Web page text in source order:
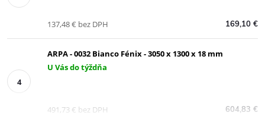
169,10 €
137,48 € bez DPH
ARPA - 0032 Bianco Fénix - 3050 x 1300 x 18 mm
U Vás do týždňa
604,83 €
491,73 € bez DPH